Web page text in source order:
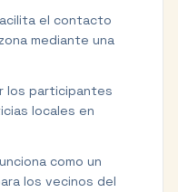
el contacto
mediante una
los participantes
locales en
como un
los vecinos del